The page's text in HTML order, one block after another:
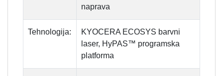
naprava
Tehnologija:
KYOCERA ECOSYS barvni
laser, HyPAS™ programska
platforma